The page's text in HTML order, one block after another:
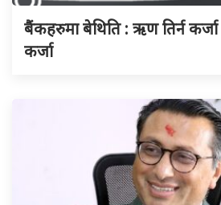
बैंकहरुमा बेथिति : ऋण तिर्न
कर्जा